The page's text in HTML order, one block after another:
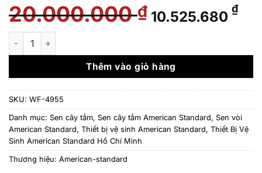
20.000.000₫ Giá
gốc
20.000.000 ₫.
10.525.680 ₫Giá
là:
Sen cây nhiệt độ American Standard WF-4955 số lượng
Thêm vào giỏ hàng
SKU: WF-4955
Danh mục: Sen cây tắm, Sen cây tắm American Standard, Sen vòi
American Standard, Thiết bị vệ sinh American Standard, Thiết Bị Vệ
Sinh American Standard Hồ Chí Minh
Thương hiệu: American-standard